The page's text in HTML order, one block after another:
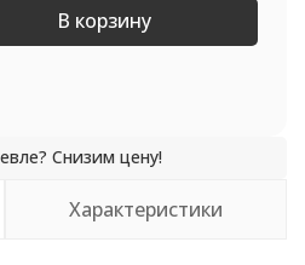
В корзину
Характеристики